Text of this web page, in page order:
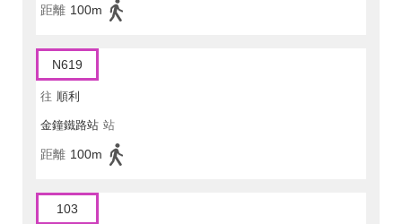
距離 100m
N619
往 順利
金鐘鐵路站 站
距離 100m
103